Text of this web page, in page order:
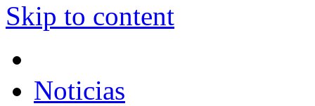
Skip to content
Noticias